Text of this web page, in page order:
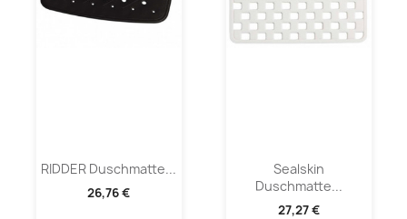
RIDDER Duschmatte...
26,76 €
Sealskin
Duschmatte...
27,27 €